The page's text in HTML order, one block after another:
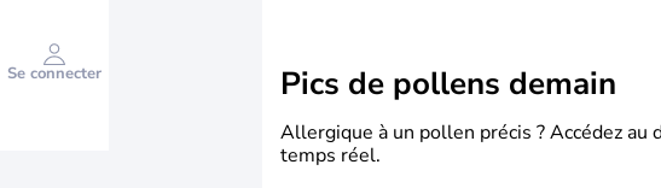
Se connecter Pics de pollens demain
Allergique à un pollen précis ? Accédez
temps réel.